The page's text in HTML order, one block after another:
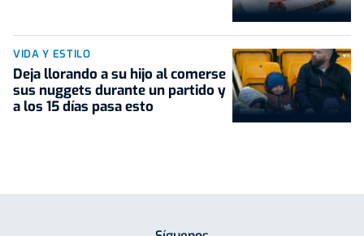
VIDA Y ESTILO
Deja llorando a su hijo al comerse
sus nuggets durante un partido y
a los 15 días pasa esto